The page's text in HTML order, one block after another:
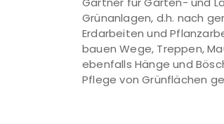
Grünanlagen, d.h. nach
Erdarbeiten und
bauen Wege, Treppen,
ebenfalls Hänge und
Pflege von Grünflächen